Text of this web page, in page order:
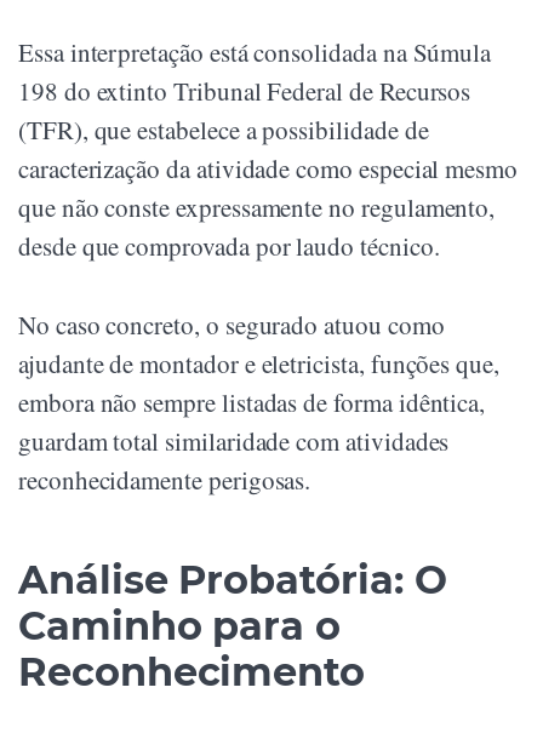
Essa interpretação está consolidada na Súmula
198 do extinto Tribunal Federal de Recursos
(TFR), que estabelece a possibilidade de
caracterização da atividade como especial mesmo
que não conste expressamente no regulamento,
desde que comprovada por laudo técnico.
No caso concreto, o segurado atuou como
ajudante de montador e eletricista, funções que,
embora não sempre listadas de forma idêntica,
guardam total similaridade com atividades
reconhecidamente perigosas.
Análise Probatória: O
Caminho para o
Reconhecimento